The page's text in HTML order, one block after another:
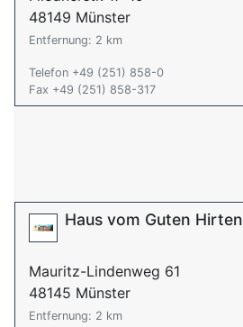
48149 Münster
Entfernung: 2 km
Telefon +49 (251) 858-0
Fax +49 (251) 858-317
Haus vom Guten Hirten
Mauritz-Lindenweg 61
48145 Münster
Entfernung: 2 km